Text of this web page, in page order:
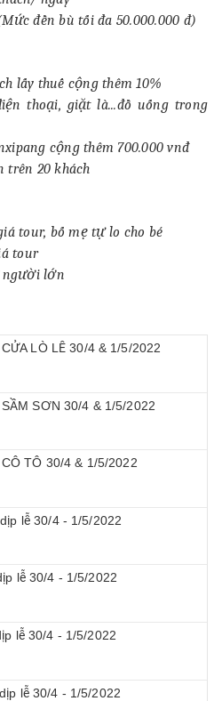
đền bù tối đa 50.000.000 đ)
lấy thuế cộng thêm 10%
thoại, giặt là...đồ uống trong
cộng thêm 700.000 vnđ
trên 20 khách
tour, bố mẹ tự lo cho bé
tour
người lớn
LÒ LỄ 30/4 & 1/5/2022
SƠN 30/4 & 1/5/2022
TÔ 30/4 & 1/5/2022
lễ 30/4 - 1/5/2022
lễ 30/4 - 1/5/2022
lễ 30/4 - 1/5/2022
lễ 30/4 - 1/5/2022